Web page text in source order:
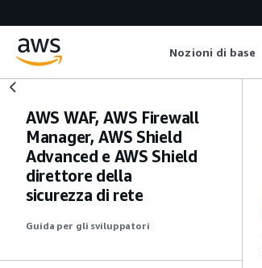
Nozioni di base
AWS WAF, AWS Firewall
Manager, AWS Shield
Advanced e AWS Shield
direttore della
sicurezza di rete
Guida per gli sviluppatori